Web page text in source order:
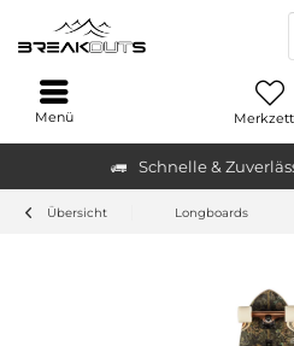
Schnelle &
Menü
Übersicht Longboards